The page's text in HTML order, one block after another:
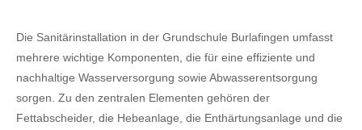
Die Sanitärinstallation in der Grundschule Burlafingen umfasst
mehrere wichtige Komponenten, die für eine effiziente und
nachhaltige Wasserversorgung sowie Abwasserentsorgung
sorgen. Zu den zentralen Elementen gehören der
Fettabscheider, die Hebeanlage, die Enthärtungsanlage und die